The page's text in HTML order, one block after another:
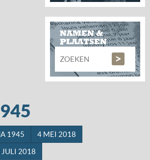
NAMEN &
PLAATSEN
1945 4 MEI 2018
JULI 2018